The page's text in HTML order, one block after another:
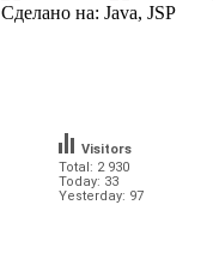
Сделано на: Java, JSP
Total: 2 930
Today: 33
Yesterday: 97
Visitors